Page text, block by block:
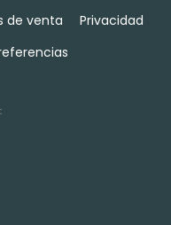
de venta
Privacidad